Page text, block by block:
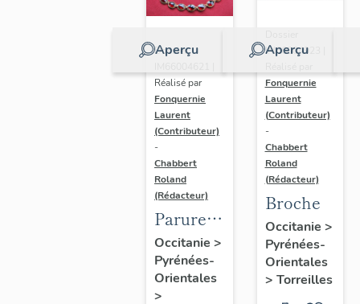
Aperçu
Dossier
Réalisé par
Fonquernie
Laurent
(Contributeur)
-
Chabbert
Roland
(Rédacteur)
Parure
en or et
grenat :
collier et
Occitanie >
Pyrénées-
Orientales
>
Aperçu
IM66004923 |
Fonquernie
Laurent
(Contributeur)
-
Chabbert
Roland
(Rédacteur)
Broche
Occitanie >
Pyrénées-
Orientales
> Torreilles